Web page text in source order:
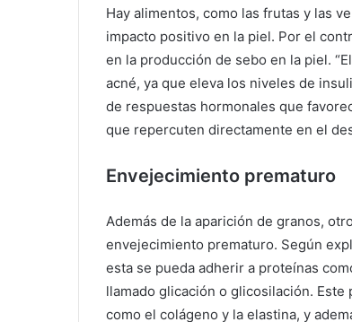
Hay alimentos, como las frutas y las
impacto positivo en la piel. Por el
en la producción de sebo en la piel.
acné, ya que eleva los niveles de
de respuestas hormonales que
que repercuten directamente en el
Envejecimiento prematuro
Además de la aparición de granos,
envejecimiento prematuro. Según
esta se pueda adherir a proteínas
llamado glicación o glicosilación.
como el colágeno y la elastina, y